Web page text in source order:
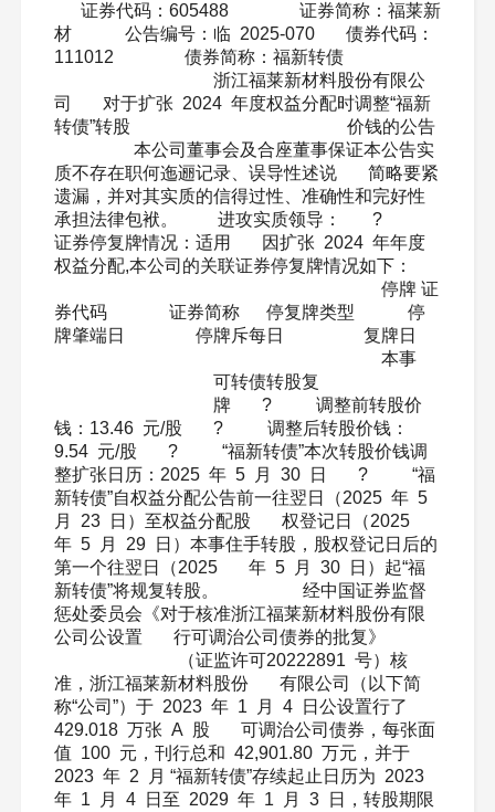
证券代码：605488 证券简称：福莱新
材 公告编号：临 2025-070 债券代码：
111012 债券简称：福新转债
浙江福莱新材料股份有限公
司 对于扩张 2024 年度权益分配时调整“福新
转债”转股 价钱的公告
本公司董事会及合座董事保证本公告实
质不存在职何迤逦记录、误导性述说 简略要紧
遗漏，并对其实质的信得过性、准确性和完好性
承担法律包袱。 进攻实质领导： ?
证券停复牌情况：适用 因扩张 2024 年年度
权益分配,本公司的关联证券停复牌情况如下：
停牌 证
券代码 证券简称 停复牌类型 停
牌肇端日 停牌斥每日 复牌日
本事
可转债转股复
牌 ? 调整前转股价
钱：13.46 元/股 ? 调整后转股价钱：
9.54 元/股 ? “福新转债”本次转股价钱调
整扩张日历：2025 年 5 月 30 日 ? “福
新转债”自权益分配公告前一往翌日（2025 年 5
月 23 日）至权益分配股 权登记日（2025
年 5 月 29 日）本事住手转股，股权登记日后的
第一个往翌日（2025 年 5 月 30 日）起“福
新转债”将规复转股。 经中国证券监督
惩处委员会《对于核准浙江福莱新材料股份有限
公司公设置 行可调治公司债券的批复》
（证监许可20222891 号）核
准，浙江福莱新材料股份 有限公司（以下简
称“公司”）于 2023 年 1 月 4 日公设置行了
429.018 万张 A 股 可调治公司债券，每张面
值 100 元，刊行总和 42,901.80 万元，并于
2023 年 2 月 “福新转债”存续起止日历为 2023
年 1 月 4 日至 2029 年 1 月 3 日，转股期限